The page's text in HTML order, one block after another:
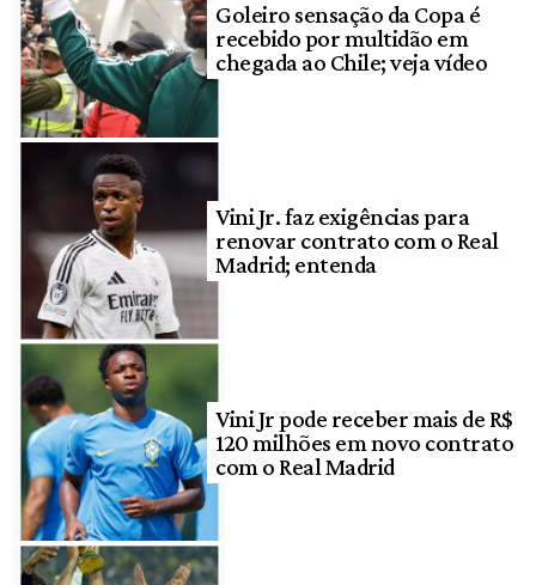
Goleiro sensação da Copa é
recebido por multidão em
chegada ao Chile; veja vídeo
Vini Jr. faz exigências para
renovar contrato com o Real
Madrid; entenda
Vini Jr pode receber mais de R$
120 milhões em novo contrato
com o Real Madrid